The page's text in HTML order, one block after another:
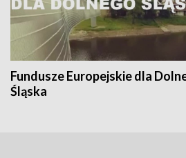
Fundusze Europejskie dla
Śląska